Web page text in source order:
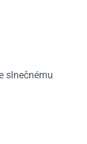
slnečnému